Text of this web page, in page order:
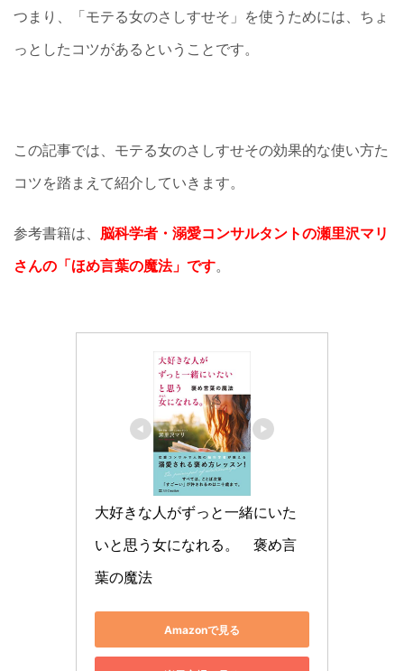
つまり、「モテる女のさしすせそ」を使うためには、ちょ
っとしたコツがあるということです。
この記事では、モテる女のさしすせその効果的な使い方た
コツを踏まえて紹介していきます。
参考書籍は、 脳科学者・溺愛コンサルタントの瀬里沢マリ
さんの「ほめ言葉の魔法」です。
大好きな人がずっと一緒にいた
いと思う女になれる。　褒め言
葉の魔法
Amazonで見る